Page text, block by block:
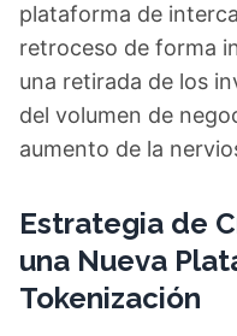
plataforma de
retroceso de forma
una retirada de los
del volumen de
aumento de la
Estrategia de
una Nueva
Tokenización